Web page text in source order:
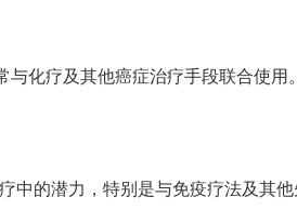
化疗及其他癌症治疗手段联合使用。
中的潜力，特别是与免疫疗法及其